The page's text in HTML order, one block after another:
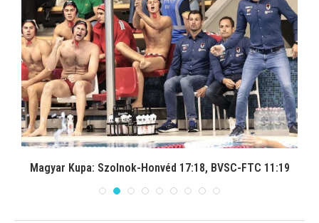
Magyar Kupa: Szolnok-Honvéd 17:18, BVSC-FTC 11:19